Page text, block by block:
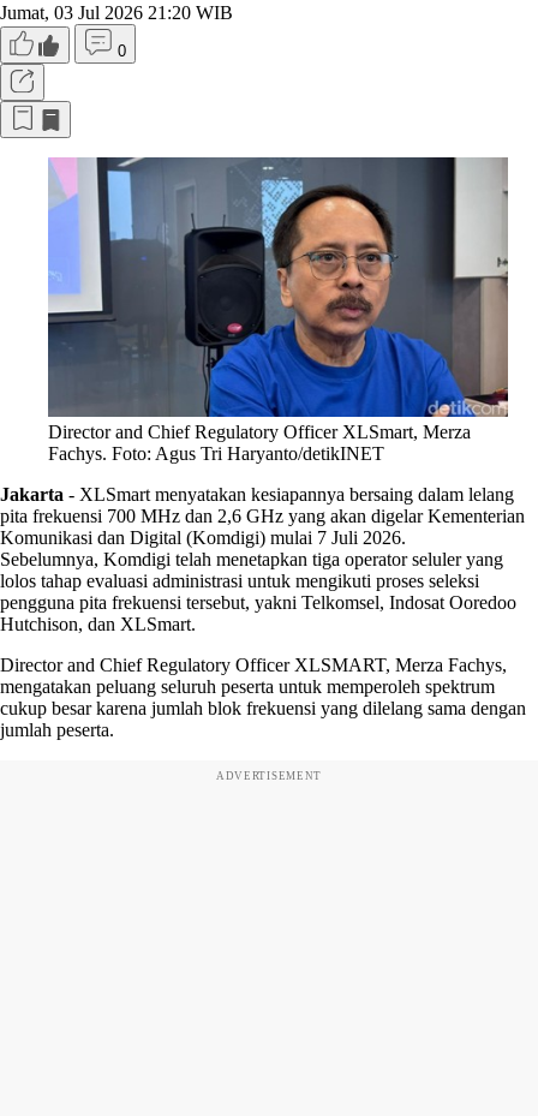
Jumat, 03 Jul 2026 21:20 WIB
0
Director and Chief Regulatory Officer XLSmart, Merza
Fachys. Foto: Agus Tri Haryanto/detikINET
Jakarta - XLSmart menyatakan kesiapannya bersaing dalam lelang
pita frekuensi 700 MHz dan 2,6 GHz yang akan digelar Kementerian
Komunikasi dan Digital (Komdigi) mulai 7 Juli 2026.
Sebelumnya, Komdigi telah menetapkan tiga operator seluler yang
lolos tahap evaluasi administrasi untuk mengikuti proses seleksi
pengguna pita frekuensi tersebut, yakni Telkomsel, Indosat Ooredoo
Hutchison, dan XLSmart.
Director and Chief Regulatory Officer XLSMART, Merza Fachys,
mengatakan peluang seluruh peserta untuk memperoleh spektrum
cukup besar karena jumlah blok frekuensi yang dilelang sama dengan
jumlah peserta.
ADVERTISEMENT